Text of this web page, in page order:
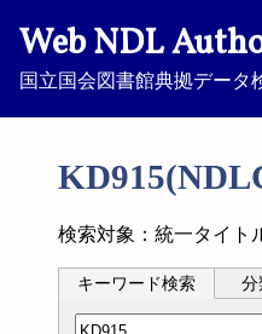
Web NDL
国立国会図書館典拠データ
検索対象：統一タイト
キーワード検索 分
分類記号検索